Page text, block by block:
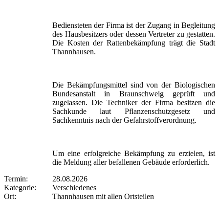
Bediensteten der Firma ist der Zugang in Begleitung
des Hausbesitzers oder dessen Vertreter zu gestatten.
Die Kosten der Rattenbekämpfung trägt die Stadt
Thannhausen.
Die Bekämpfungsmittel sind von der Biologischen
Bundesanstalt in Braunschweig geprüft und
zugelassen. Die Techniker der Firma besitzen die
Sachkunde laut Pflanzenschutzgesetz und
Sachkenntnis nach der Gefahrstoffverordnung.
Um eine erfolgreiche Bekämpfung zu erzielen, ist
die Meldung aller befallenen Gebäude erforderlich.
Termin:
28.08.2026
Kategorie:
Verschiedenes
Ort:
Thannhausen mit allen Ortsteilen